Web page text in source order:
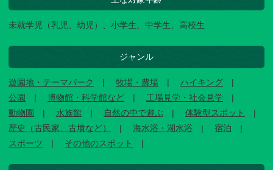
未就学児（乳児、幼児）、小学生、中学生、高校生
ジャンル
遊園地・テーマパーク 牧場・農場
ハイキング
公園
博物館・科学館など
工場見学・社会見学
動物園
水族館 自然の中で遊ぶ
体験型スポット
歴史（古民家、古墳など）
海水浴・湖水浴
宿泊
スポーツ
その他のスポット